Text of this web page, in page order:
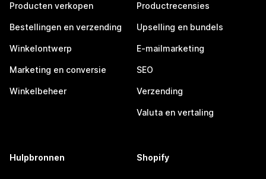
Producten verkopen
Bestellingen en verzending
Winkelontwerp
Marketing en conversie
Winkelbeheer
Productrecensies
Upselling en bundels
E-mailmarketing
SEO
Verzending
Valuta en vertaling
Hulpbronnen Shopify